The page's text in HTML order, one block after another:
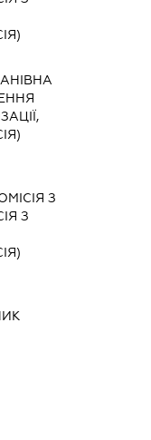
З
З